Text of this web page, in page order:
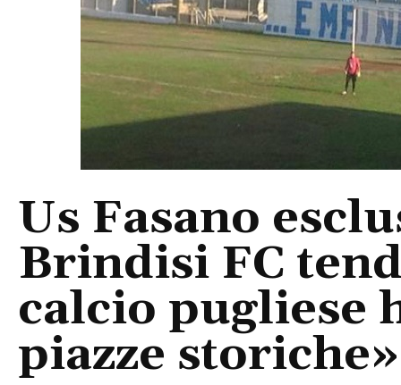
Us Fasano
Brindisi FC
calcio pugliese
piazze storiche»